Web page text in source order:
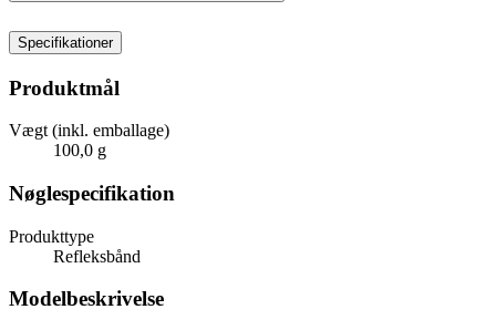
Specifikationer
Produktmål
Vægt (inkl. emballage)
100,0 g
Nøglespecifikation
Produkttype
Refleksbånd
Modelbeskrivelse